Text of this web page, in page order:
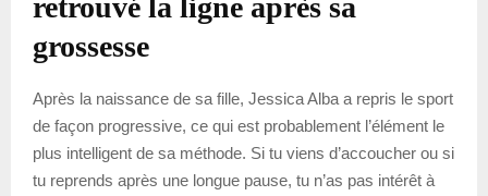
grossesse
Après la naissance de sa fille, Jessica Alba a repris le sport
de façon progressive, ce qui est probablement l’élément le
plus intelligent de sa méthode. Si tu viens d’accoucher ou si
tu reprends après une longue pause, tu n’as pas intérêt à